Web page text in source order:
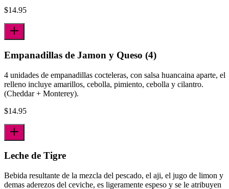
$14.95
Empanadillas de Jamon y Queso (4)
4 unidades de empanadillas cocteleras, con salsa huancaina aparte, el
relleno incluye amarillos, cebolla, pimiento, cebolla y cilantro.
(Cheddar + Monterey).
$14.95
Leche de Tigre
Bebida resultante de la mezcla del pescado, el aji­, el jugo de limon y
demas aderezos del ceviche, es ligeramente espeso y se le atribuyen